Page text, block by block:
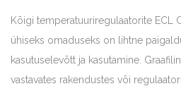
Kõigi temperatuuriregulaatorite ECL
ühiseks omaduseks on lihtne
kasutuselevõtt ja kasutamine.
vastavates rakendustes või